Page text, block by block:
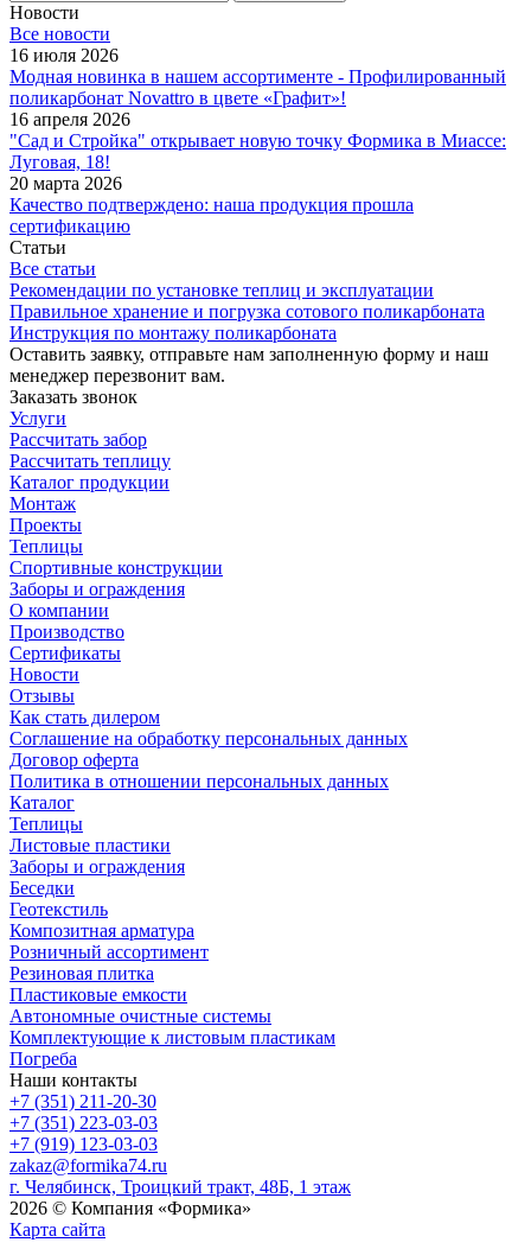
Новости
Все новости
16 июля 2026
Модная новинка в нашем ассортименте - Профилированный
поликарбонат Novattro в цвете «Графит»!
16 апреля 2026
"Сад и Стройка" открывает новую точку Формика в Миассе:
Луговая, 18!
20 марта 2026
Качество подтверждено: наша продукция прошла
сертификацию
Статьи
Все статьи
Рекомендации по установке теплиц и эксплуатации
Правильное хранение и погрузка сотового поликарбоната
Инструкция по монтажу поликарбоната
Оставить заявку, отправьте нам заполненную форму и наш
менеджер перезвонит вам.
Заказать звонок
Услуги
Рассчитать забор
Рассчитать теплицу
Каталог продукции
Монтаж
Проекты
Теплицы
Спортивные конструкции
Заборы и ограждения
О компании
Производство
Сертификаты
Новости
Отзывы
Как стать дилером
Соглашение на обработку персональных данных
Договор оферта
Политика в отношении персональных данных
Каталог
Теплицы
Листовые пластики
Заборы и ограждения
Беседки
Геотекстиль
Композитная арматура
Розничный ассортимент
Резиновая плитка
Пластиковые емкости
Автономные очистные системы
Комплектующие к листовым пластикам
Погреба
Наши контакты
+7 (351) 211-20-30
+7 (351) 223-03-03
+7 (919) 123-03-03
zakaz@formika74.ru
г. Челябинск, Троицкий тракт, 48Б, 1 этаж
2026 © Компания «Формика»
Карта сайта